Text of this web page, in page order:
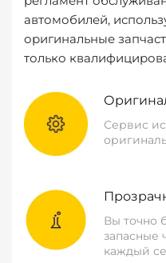
автомобилей,
оригинальные
только
Сервис
Вы точно
запасные
каждый